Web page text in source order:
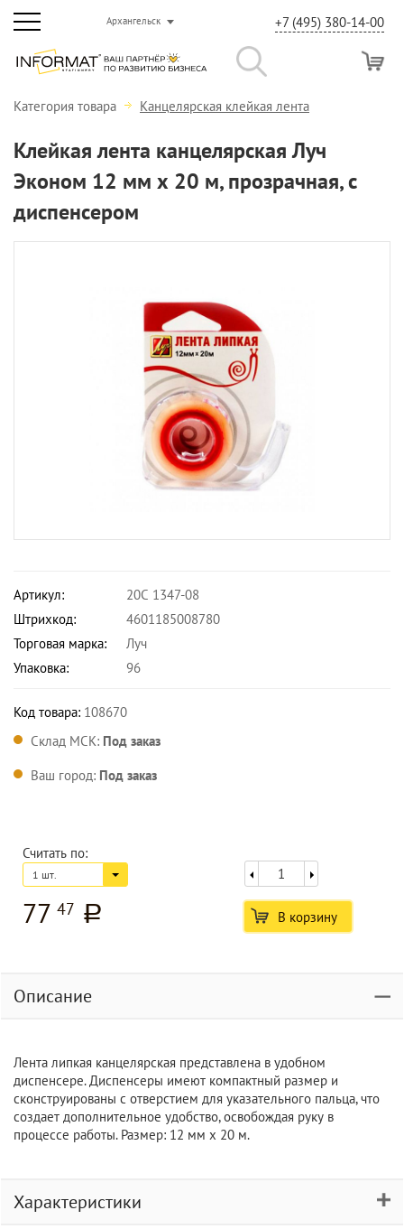
Архангельск +7 (495) 380-14-00
Категория товара Канцелярская клейкая лента
Клейкая лента канцелярская Луч
Эконом 12 мм х 20 м, прозрачная, с
диспенсером
Артикул:
20С 1347-08
Штрихкод:
4601185008780
Торговая марка:
Луч
Упаковка:
96
Код товара: 108670
Склад МСК: Под заказ
Ваш город: Под заказ
Считать по:
1 шт.
77 47 a В корзину
Описание
Лента липкая канцелярская представлена в удобном
диспенсере. Диспенсеры имеют компактный размер и
сконструированы с отверстием для указательного пальца, что
создает дополнительное удобство, освобождая руку в
процессе работы. Размер: 12 мм х 20 м.
Характеристики